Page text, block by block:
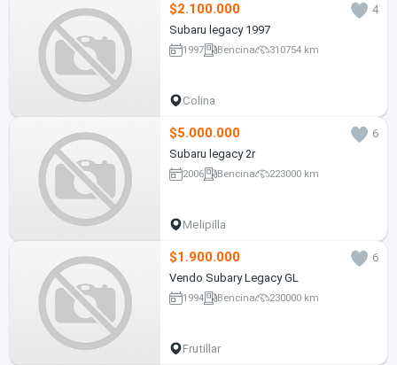
$2.100.000
4
Subaru legacy 1997
1997 Bencina 310754 km
Colina
$5.000.000
6
Subaru legacy 2r
2006 Bencina 223000 km
Melipilla
$1.900.000
6
Vendo Subary Legacy GL
1994 Bencina 230000 km
Frutillar